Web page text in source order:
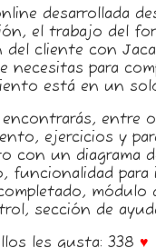
desarrollada
el trabajo del
del cliente con
necesitas para
está en un
encontrarás, entre
ejercicios y
con un diagrama
funcionalidad para
módulo
sección de
les gusta: 338 ♥